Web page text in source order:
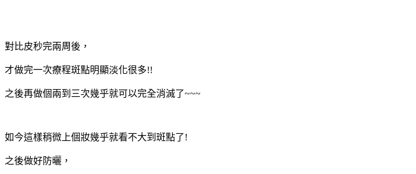
對比皮秒完兩周後，
才做完一次療程斑點明顯淡化很多!!
之後再做個兩到三次幾乎就可以完全消滅了~~~
如今這樣稍微上個妝幾乎就看不大到斑點了!
之後做好防曬，